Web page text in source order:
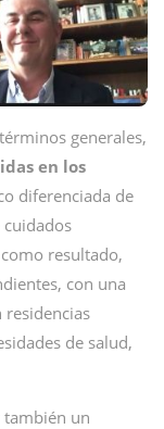
generales,
en los
diferenciada de
resultado,
con una
residencias
de salud,
también un